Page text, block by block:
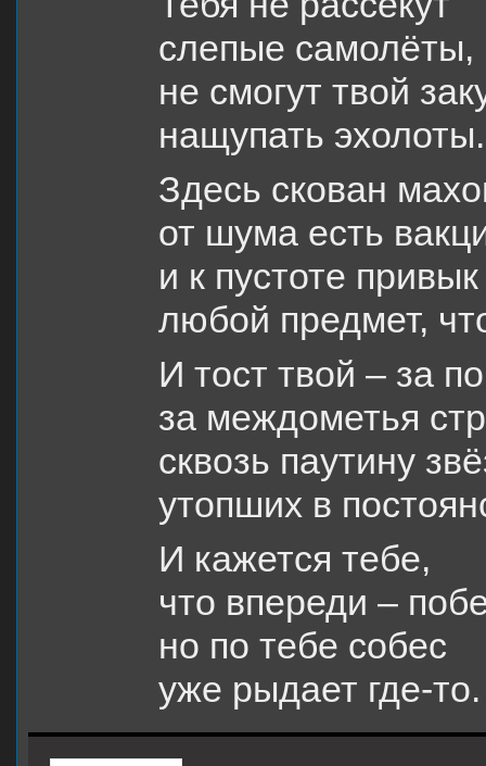
слепые самолёты,
не смогут твой
нащупать эхолоты.
Здесь скован
от шума есть
и к пустоте привык
любой предмет,
И тост твой – за
за междометья
сквозь паутину
утопших в
И кажется тебе,
что впереди –
но по тебе собес
уже рыдает где-то.